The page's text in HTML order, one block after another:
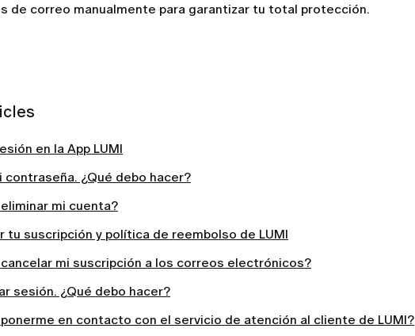
de correo manualmente para garantizar tu total protección.
en la App LUMI
contraseña. ¿Qué debo hacer?
mi cuenta?
tu suscripción y política de reembolso de LUMI
mi suscripción a los correos electrónicos?
sesión. ¿Qué debo hacer?
en contacto con el servicio de atención al cliente de LUMI?